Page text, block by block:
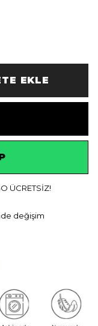
EKLE
ÜCRETSİZ!
değişim